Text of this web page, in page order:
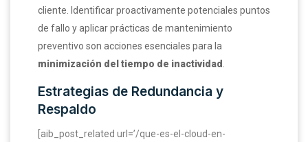
cliente. Identificar proactivamente potenciales puntos
de fallo y aplicar prácticas de mantenimiento
preventivo son acciones esenciales para la
minimización del tiempo de inactividad
Estrategias de Redundancia y
Respaldo
[aib_post_related url=’/que-es-el-cloud-en-